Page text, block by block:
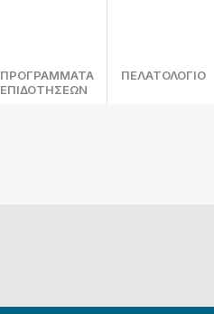
ΠΡΟΓΡΑΜΜΑΤΑ
ΕΠΙΔΟΤΗΣΕΩΝ
ΠΕΛΑΤΟΛΟΓΙΟ